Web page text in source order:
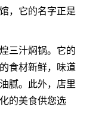
，它的名字正是
三汁焖锅。它的
食材新鲜，味道
腻。此外，店里
的美食供您选